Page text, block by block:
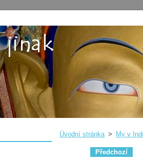
Úvodní stránka > My v
Předchozí